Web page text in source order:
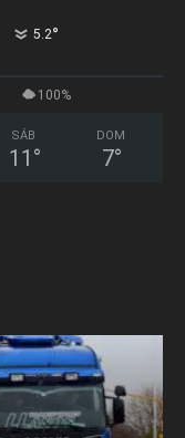
5.2°
100%
SÁB
11 °
DOM
7°